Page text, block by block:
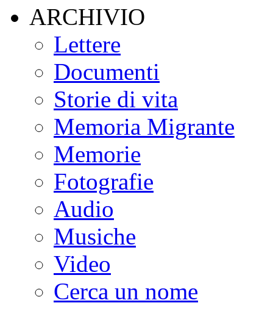
ARCHIVIO
Lettere
Documenti
Storie di vita
Memoria Migrante
Memorie
Fotografie
Audio
Musiche
Video
Cerca un nome